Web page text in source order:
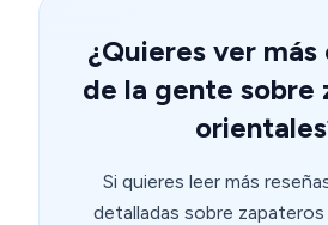
¿Quieres ver más
de la gente sobre
Si quieres leer más
detalladas sobre